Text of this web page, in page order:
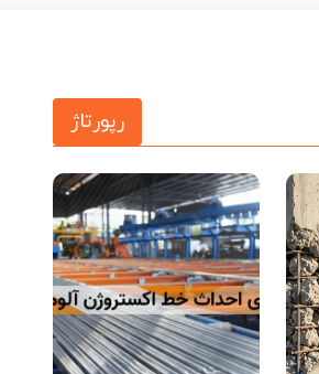
رپورتاژ